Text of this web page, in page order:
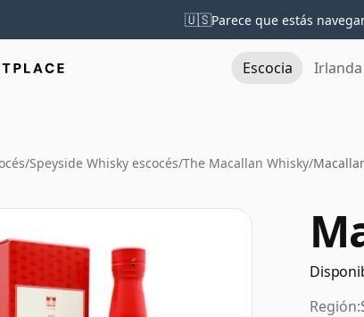
🇺🇸Parece que estás
Escocia Irlanda
/Speyside Whisky escocés/The Macallan Whisky/
Región: